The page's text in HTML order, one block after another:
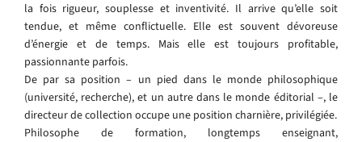
la fois rigueur, souplesse et inventivité. Il arrive qu’elle soit
tendue, et même conflictuelle. Elle est souvent dévoreuse
d’énergie et de temps. Mais elle est toujours profitable,
passionnante parfois.
De par sa position – un pied dans le monde philosophique
(université, recherche), et un autre dans le monde éditorial –, le
directeur de collection occupe une position charnière, privilégiée.
Philosophe de formation, longtemps enseignant,